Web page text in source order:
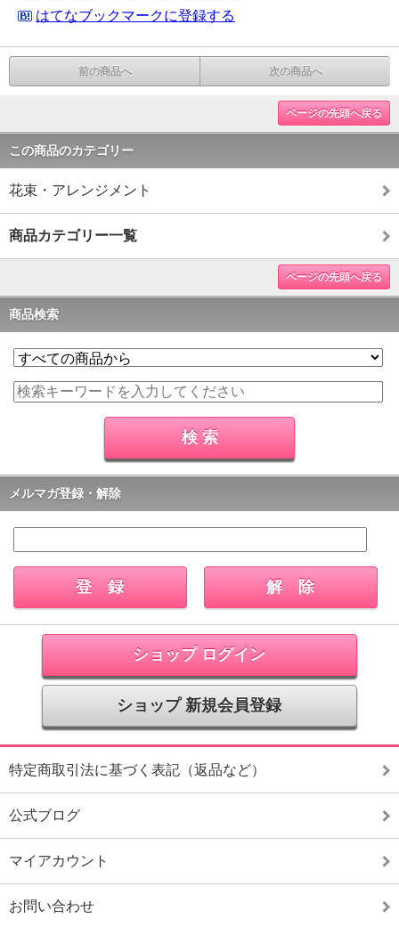
はてなブックマークに登録する
前の商品へ 次の商品へ
ページの先頭へ戻る
この商品のカテゴリー
花束・アレンジメント
商品カテゴリー一覧
ページの先頭へ戻る
商品検索
メルマガ登録・解除
ショップ ログイン
ショップ 新規会員登録
特定商取引法に基づく表記（返品など）
公式ブログ
マイアカウント
お問い合わせ